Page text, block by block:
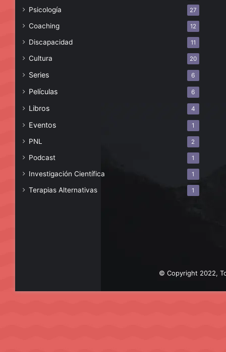
Psicología 27
Coaching 12
Discapacidad 11
Cultura 20
Series 6
Películas 6
Libros 4
Eventos 1
PNL 2
Podcast 1
Investigación Científica 1
Terapias Alternativas 1
© Copyright 2022,